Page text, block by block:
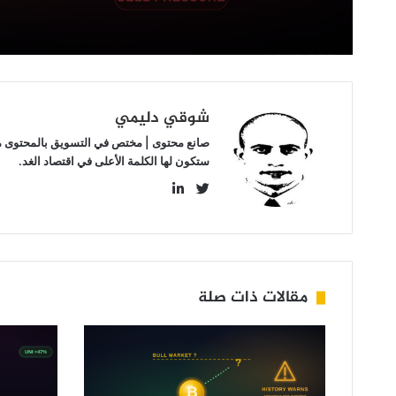
شوقي دليمي
صانع محتوى | مختص في التسويق بالمحتوى
ستكون لها الكلمة الأعلى في اقتصاد الغد.
مقالات ذات صلة